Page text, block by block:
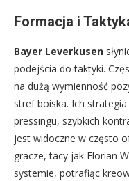
Formacja i
Bayer Leverkusen
podejścia do taktyki.
na dużą wymienność
stref boiska. Ich
pressingu, szybkich
jest widoczne w często
gracze, tacy jak Florian
systemie, potrafiąc